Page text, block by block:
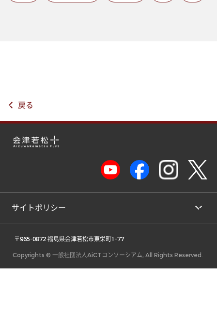
戻る
サイトポリシー
〒965-0872 福島県会津若松市東栄町1-77
Copyrights © 一般社団法人AiCTコンソーシアム, All Rights Reserved.